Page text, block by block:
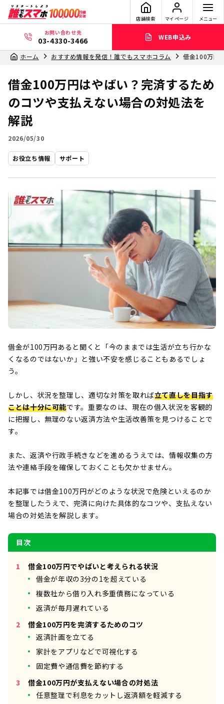
店舗検索 マイページ メニュー
お問い合わせ先
03-4330-3466 WEB申込み
ホーム おすすめ情報を発信！誰でもスマホコラム 借金100万円
借金100万円はやばい？完済するため
のコツや支払えない場合の対処法を
解説
2026/05/30
お役立ち情報 サポート
借金が100万円あると聞くと「今のままでは生活が立ち行かな
くなるのではないか」と強い不安を感じることもあるでしょ
う。
しかし、状況を整理し、適切な対策を取れば立て直しを目指す
ことは十分に可能です。重要なのは、現在の借入状況を客観的
に把握し、無理のない返済方法や生活改善策を見つけることで
す。
また、返済や行政手続きなどを進めるうえでは、情報収集の方
法や連絡手段を確保しておくことも欠かせません。
本記事では借金100万円がどのような状況で危険といえるのか
を整理したうえで、完済に向けた具体的なコツや、支払えない
場合の対処法を解説します。
目次
借金100万円でやばいと考えられる状況
借金が年収の3分の1を超えている
複数社から借り入れ多重債務になっている
返済が毎月遅れている
借金100万円を完済するためのコツ
返済計画を立てる
家計をアプリなどで可視化する
固定費や通信費を節約する
借金100万円が支払えない場合の対処法
任意整理で利息をカットし返済額を軽減する